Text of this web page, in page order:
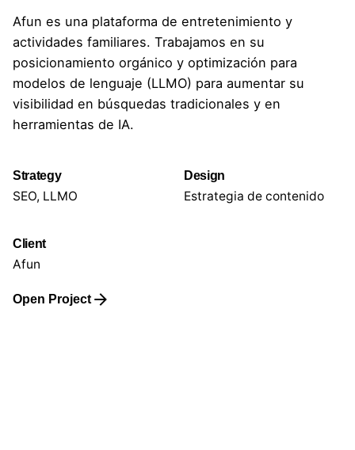
Afun es una plataforma de entretenimiento y
actividades familiares. Trabajamos en su
posicionamiento orgánico y optimización para
modelos de lenguaje (LLMO) para aumentar su
visibilidad en búsquedas tradicionales y en
herramientas de IA.
Strategy
SEO, LLMO
Design
Estrategia de contenido
Client
Afun
Open Project